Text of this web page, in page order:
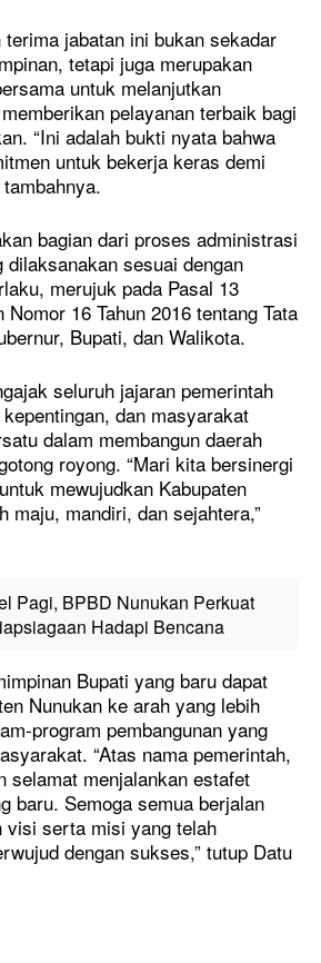
jabatan ini bukan sekadar
tetapi juga merupakan
untuk melanjutkan
pelayanan terbaik bagi
“Ini adalah bukti nyata bahwa
untuk bekerja keras demi
bagian dari proses administrasi
dilaksanakan sesuai dengan
merujuk pada Pasal 13
16 Tahun 2016 tentang Tata
Bupati, dan Walikota.
seluruh jajaran pemerintah
dan masyarakat
dalam membangun daerah
royong. “Mari kita bersinergi
mewujudkan Kabupaten
maju, mandiri, dan sejahtera,”
Pagi, BPBD Nunukan Perkuat
Hadapi Bencana
Bupati yang baru dapat
Nunukan ke arah yang lebih
program pembangunan yang
“Atas nama pemerintah,
selamat menjalankan estafet
baru. Semoga semua berjalan
visi serta misi yang telah
dengan sukses,” tutup Datu